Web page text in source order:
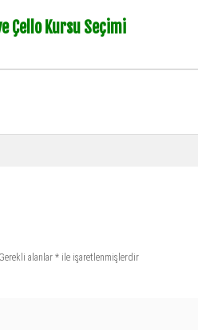
Çello Kursu Seçimi
Gerekli alanlar * ile işaretlenmişlerdir